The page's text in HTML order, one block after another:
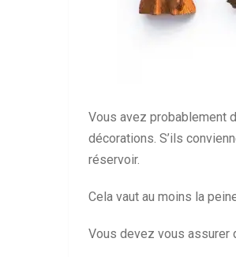
Vous avez probablement
décorations. S’ils
réservoir.
Cela vaut au moins la
Vous devez vous assurer